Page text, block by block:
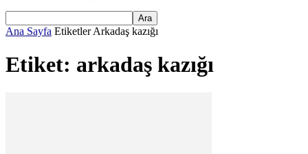
Ana Sayfa Etiketler Arkadaş kazığı
Etiket: arkadaş kazığı